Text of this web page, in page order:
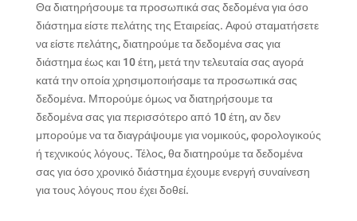
Θα διατηρήσουμε τα προσωπικά σας δεδομένα για όσο
διάστημα είστε πελάτης της Εταιρείας. Αφού σταματήσετε
να είστε πελάτης, διατηρούμε τα δεδομένα σας για
διάστημα έως και 10 έτη, μετά την τελευταία σας αγορά
κατά την οποία χρησιμοποιήσαμε τα προσωπικά σας
δεδομένα. Μπορούμε όμως να διατηρήσουμε τα
δεδομένα σας για περισσότερο από 10 έτη, αν δεν
μπορούμε να τα διαγράψουμε για νομικούς, φορολογικούς
ή τεχνικούς λόγους. Τέλος, θα διατηρούμε τα δεδομένα
σας για όσο χρονικό διάστημα έχουμε ενεργή συναίνεση
για τους λόγους που έχει δοθεί.